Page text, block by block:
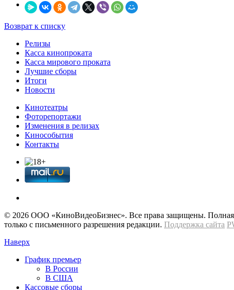
Возврат к списку
Релизы
Касса кинопроката
Касса мирового проката
Лучшие сборы
Итоги
Новости
Кинотеатры
Фоторепортажи
Изменения в релизах
Кинособытия
Контакты
© 2026 OOО «КиноВидеоБизнес». Все права защищены. Полная
только с письменного разрешения редакции. Поддержка сайта
Наверх
График премьер
В России
В США
Кассовые сборы